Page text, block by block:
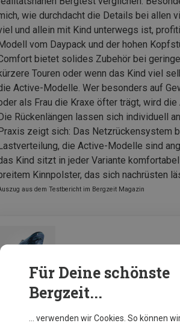
wie durchdacht die Details bei allen
und allein mit Kind unterwegs ist,
vom Daypack und der hohen
bietet solides Zubehör bei
Touren oder wenn das Kind viel
Active-Modelle. Wer besonders auf
als Frau die Kraxe öfter trägt, wird die
Rückenlängen lassen sich individuell
zeigt sich: Das Netzrückensystem
die Active-Modelle sind
Kind sitzt in jeder Variante
Kinnpolster, das sich nachrüsten
aus dem Testbericht im Bergzeit Magazin
Zur Produktseite
Für Deine schönste
Bergzeit...
… verwenden wir Cookies. So können